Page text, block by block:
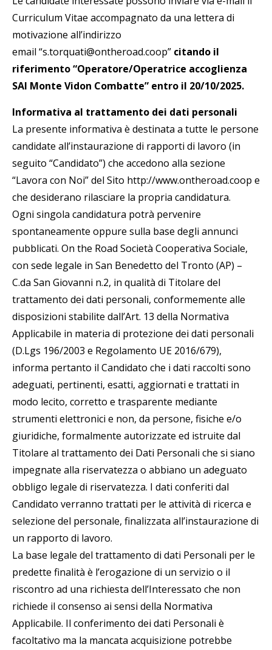
Curriculum Vitae accompagnato da una lettera di
motivazione all’indirizzo
email “s.torquati@ontheroad.coop” citando il
riferimento “Operatore/Operatrice accoglienza
SAI Monte Vidon Combatte” entro il 20/10/2025.
Informativa al trattamento dei dati personali
La presente informativa è destinata a tutte le persone
candidate all’instaurazione di rapporti di lavoro (in
seguito “Candidato”) che accedono alla sezione
“Lavora con Noi” del Sito http://www.ontheroad.coop e
che desiderano rilasciare la propria candidatura.
Ogni singola candidatura potrà pervenire
spontaneamente oppure sulla base degli annunci
pubblicati. On the Road Società Cooperativa Sociale,
con sede legale in San Benedetto del Tronto (AP) –
C.da San Giovanni n.2, in qualità di Titolare del
trattamento dei dati personali, conformemente alle
disposizioni stabilite dall’Art. 13 della Normativa
Applicabile in materia di protezione dei dati personali
(D.Lgs 196/2003 e Regolamento UE 2016/679),
informa pertanto il Candidato che i dati raccolti sono
adeguati, pertinenti, esatti, aggiornati e trattati in
modo lecito, corretto e trasparente mediante
strumenti elettronici e non, da persone, fisiche e/o
giuridiche, formalmente autorizzate ed istruite dal
Titolare al trattamento dei Dati Personali che si siano
impegnate alla riservatezza o abbiano un adeguato
obbligo legale di riservatezza. I dati conferiti dal
Candidato verranno trattati per le attività di ricerca e
selezione del personale, finalizzata all’instaurazione di
un rapporto di lavoro.
La base legale del trattamento di dati Personali per le
predette finalità è l’erogazione di un servizio o il
riscontro ad una richiesta dell’Interessato che non
richiede il consenso ai sensi della Normativa
Applicabile. Il conferimento dei dati Personali è
facoltativo ma la mancata acquisizione potrebbe